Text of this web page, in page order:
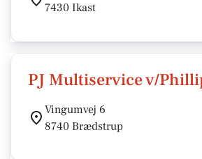
7430 Ikast
PJ Multiservice v/
Vingumvej 6
8740 Brædstrup